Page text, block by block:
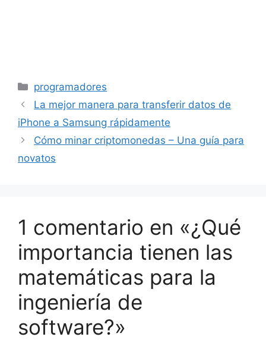
Categorías
programadores
La mejor manera para transferir datos de
iPhone a Samsung rápidamente
Cómo minar criptomonedas – Una guía para
novatos
1 comentario en «¿Qué
importancia tienen las
matemáticas para la
ingeniería de
software?»